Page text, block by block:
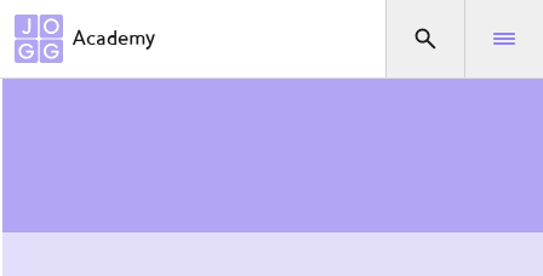
Direct naar het menu
Het JOGG-werknet
Academy
zoek?